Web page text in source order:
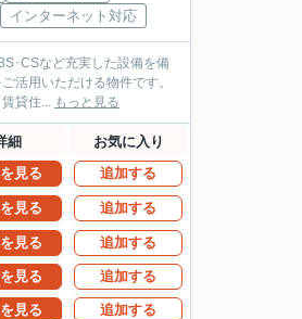
インターネット対応
･CSなど充実した設備を備
活用いただける物件です。
貸住... もっと見る
細 お気に入り
見る 追加する
見る 追加する
見る 追加する
見る 追加する
見る 追加する